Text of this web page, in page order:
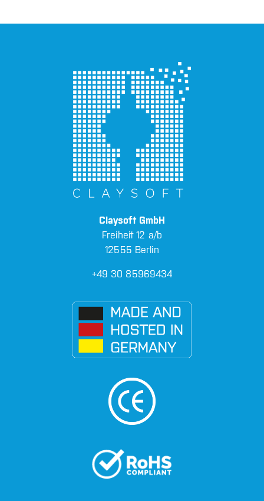
Claysoft GmbH
Freiheit 12 a/b
12555 Berlin
+49 30 85969434